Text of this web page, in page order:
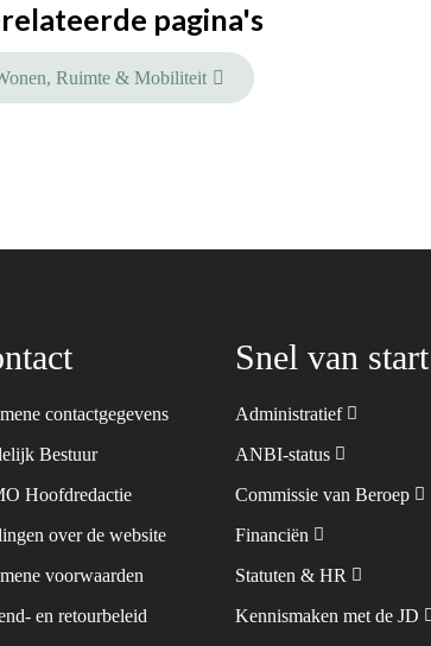
pagina's
Ruimte & Mobiliteit
contactgegevens
Bestuur
Hoofdredactie
over de website
voorwaarden
en retourbeleid
Snel van start
Administratief
ANBI-status
Commissie van Beroep
Financiën
Statuten & HR
Kennismaken met de JD